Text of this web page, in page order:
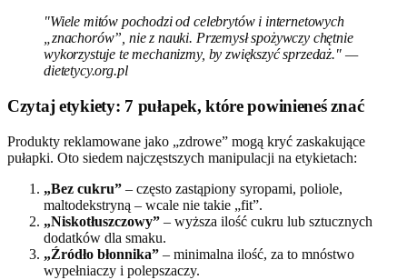
"Wiele mitów pochodzi od celebrytów i internetowych
„znachorów”, nie z nauki. Przemysł spożywczy chętnie
wykorzystuje te mechanizmy, by zwiększyć sprzedaż." —
dietetycy.org.pl
Czytaj etykiety: 7 pułapek, które powinieneś znać
Produkty reklamowane jako „zdrowe” mogą kryć zaskakujące
pułapki. Oto siedem najczęstszych manipulacji na etykietach:
„Bez cukru” – często zastąpiony syropami, poliole,
maltodekstryną – wcale nie takie „fit”.
„Niskotłuszczowy” – wyższa ilość cukru lub sztucznych
dodatków dla smaku.
„Źródło błonnika” – minimalna ilość, za to mnóstwo
wypełniaczy i polepszaczy.